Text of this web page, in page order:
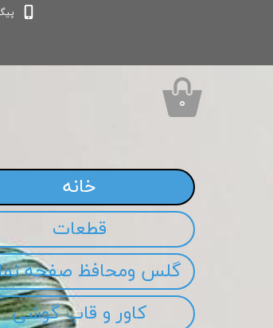
خانه
قطعات
گلس ومحافظ صفحه
کاور و قاب گوشی
۰